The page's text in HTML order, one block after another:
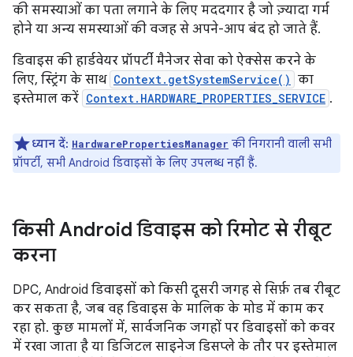
की समस्याओं का पता लगाने के लिए मददगार है जो ज़्यादा गर्म
होने या अन्य समस्याओं की वजह से अपने-आप बंद हो जाते हैं.
डिवाइस की हार्डवेयर प्रॉपर्टी मैनेजर सेवा को ऐक्सेस करने के
लिए, स्ट्रिंग के साथ Context.getSystemService() का
इस्तेमाल करें Context.HARDWARE_PROPERTIES_SERVICE .
ध्यान दें: HardwarePropertiesManager की निगरानी वाली सभी
प्रॉपर्टी, सभी Android डिवाइसों के लिए उपलब्ध नहीं हैं.
किसी Android डिवाइस को रिमोट से रीबूट
करना
DPC, Android डिवाइसों को किसी दूसरी जगह से सिर्फ़ तब रीबूट
कर सकता है, जब वह डिवाइस के मालिक के मोड में काम कर
रहा हो. कुछ मामलों में, सार्वजनिक जगहों पर डिवाइसों को कवर
में रखा जाता है या डिजिटल साइनेज डिसप्ले के तौर पर इस्तेमाल